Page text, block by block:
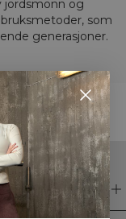
jordsmonn og
som
generasjoner.